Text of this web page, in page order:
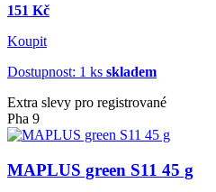
151 Kč
Koupit
Dostupnost: 1 ks skladem
Extra slevy pro registrované
Pha 9
MAPLUS green S11 45 g